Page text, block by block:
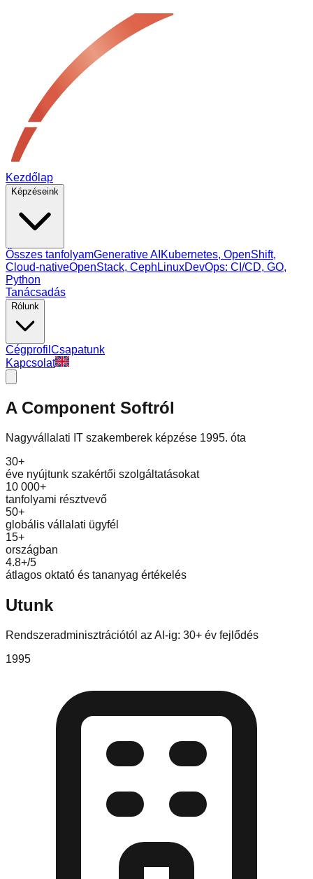
Kezdőlap
Képzéseink
Összes tanfolyamGenerative AI Kubernetes, OpenShift,
Cloud‑nativeOpenStack, Ceph LinuxDevOps: CI/CD, GO,
Python
Tanácsadás
Rólunk
Cégprofil Csapatunk
Kapcsolat
A Component Softról
Nagyvállalati IT szakemberek képzése 1995. óta
30+
éve nyújtunk szakértői szolgáltatásokat
10 000+
tanfolyami résztvevő
50+
globális vállalati ügyfél
15+
országban
4.8+/5
átlagos oktató és tananyag értékelés
Utunk
Rendszeradminisztrációtól az AI-ig: 30+ év fejlődés
1995